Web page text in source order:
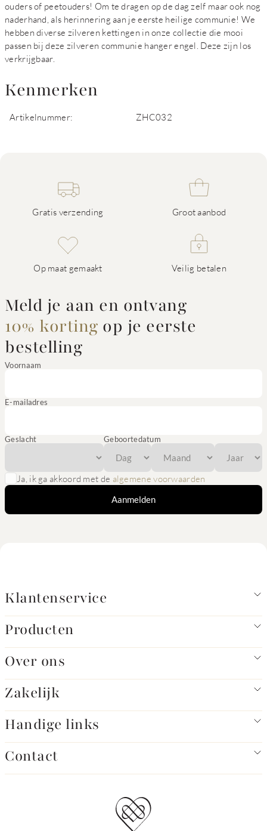
ouders of peetouders! Om te dragen op de dag zelf maar ook nog
naderhand, als herinnering aan je eerste heilige communie! We
hebben diverse zilveren kettingen in onze collectie die mooi
passen bij deze zilveren communie hanger engel. Deze zijn los
verkrijgbaar.
Kenmerken
Artikelnummer: ZHC032
Gratis verzending Groot aanbod
Op maat gemaakt Veilig betalen
Meld je aan en ontvang
10% korting op je eerste
bestelling
Voornaam
E-mailadres
Geslacht Geboortedatum
Ja, ik ga akkoord met de algemene voorwaarden
Aanmelden
Klantenservice
Producten
Over ons
Zakelijk
Handige links
Contact